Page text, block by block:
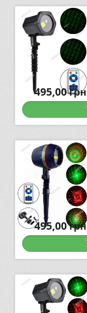
495,00грн
495,00грн